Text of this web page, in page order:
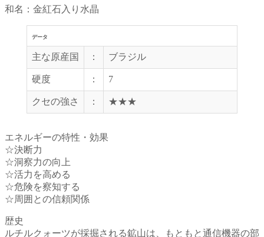
和名：金紅石入り水晶
データ
主な原産国 ： ブラジル
硬度 ： 7
クセの強さ ： ★★★
エネルギーの特性・効果
☆決断力
☆洞察力の向上
☆活力を高める
☆危険を察知する
☆周囲との信頼関係
歴史
ルチルクォーツが採掘される鉱山は、もともと通信機器の部